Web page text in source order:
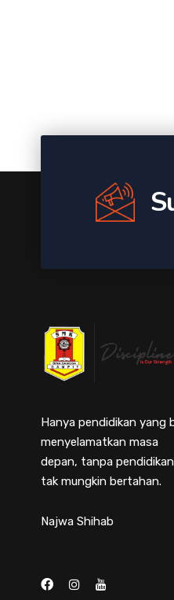
Hanya pendidikan yang
menyelamatkan masa
depan, tanpa
tak mungkin bertahan.
Najwa Shihab